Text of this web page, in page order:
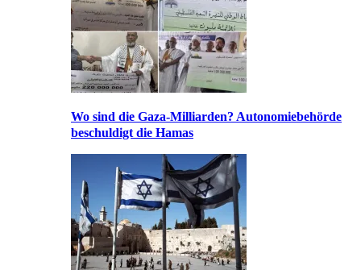
Wo sind die Gaza-Milliarden? Autonomiebehörde
beschuldigt die Hamas